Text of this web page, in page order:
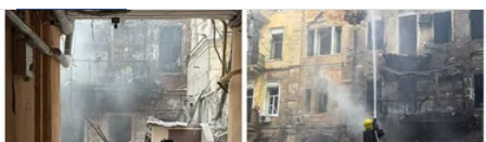
атаку на Одессу: горела историческая часть
города, есть пострадавшие. Фото и видео
Для террора враг применил ракеты и дроны
час назад 26,7 т.